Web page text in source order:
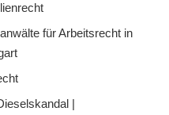
für Arbeitsrecht in
|